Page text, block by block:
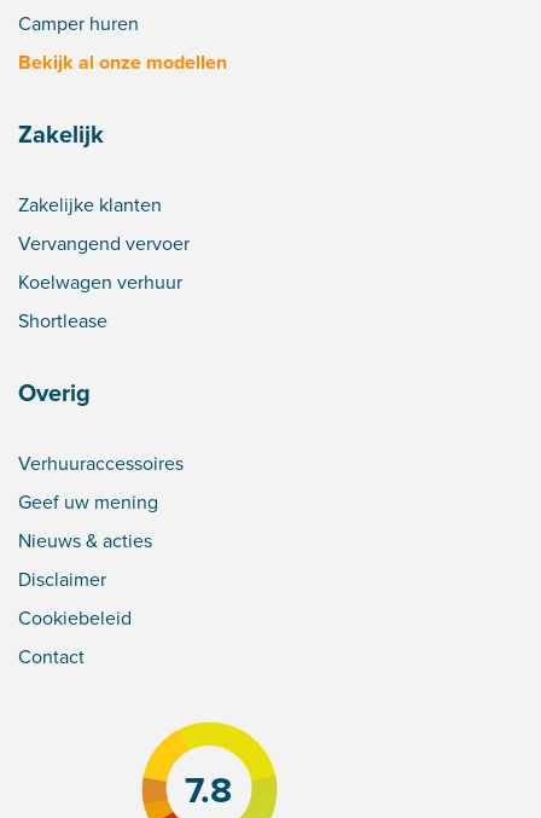
Camper huren
Bekijk al onze modellen
Zakelijk
Zakelijke klanten
Vervangend vervoer
Koelwagen verhuur
Shortlease
Overig
Verhuuraccessoires
Geef uw mening
Nieuws & acties
Disclaimer
Cookiebeleid
Contact
7.8